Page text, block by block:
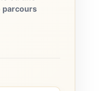
parcours